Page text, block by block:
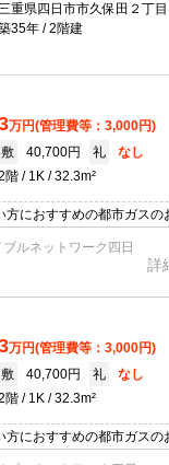
重県四日市市久保田２丁目
35年
2階建
万円(管理費等：3,000円)
敷
40,700円 礼
なし
階
1K 32.3m²
方におすすめの都市ガスの
です！居室とキッチンを分
ルネットワーク四日
詳
万円(管理費等：3,000円)
敷
40,700円 礼
なし
階
1K 32.3m²
方におすすめの都市ガスの
です！居室とキッチンを分